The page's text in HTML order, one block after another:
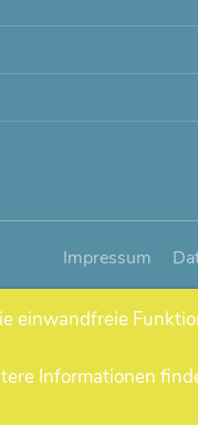
Impressum
einwandfreie
Informationen